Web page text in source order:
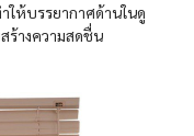
ให้บรรยากาศด้านในดู
ร้างความสดชื่น